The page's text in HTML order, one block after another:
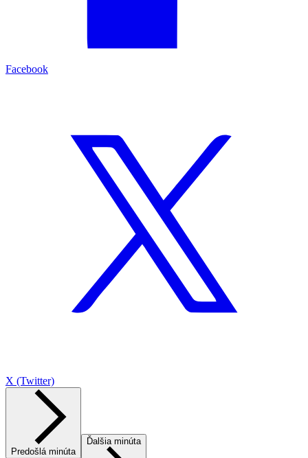
Facebook
X (Twitter)
Predošlá minúta
Ďalšia minúta